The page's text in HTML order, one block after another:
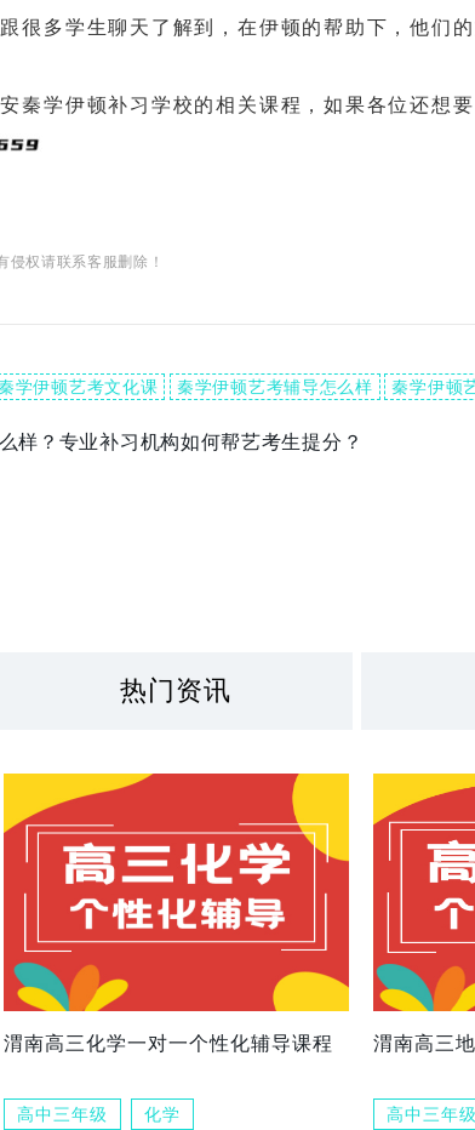
很多学生聊天了解到，在伊顿的帮助下，他们
学伊顿补习学校的相关课程，如果各位还想要
权请联系客服删除！
学伊顿艺考文化课 秦学伊顿艺考辅导怎么样 秦学伊顿
样？专业补习机构如何帮艺考生提分？
热门资讯
渭南高三化学一对一个性化辅导课程
高中三年级 化学
渭南高三
高中三年级